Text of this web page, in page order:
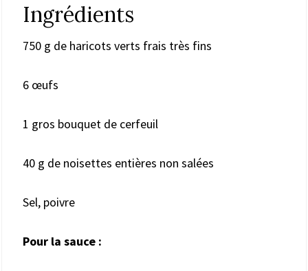
Ingrédients
750 g de haricots verts frais très fins
6 œufs
1 gros bouquet de cerfeuil
40 g de noisettes entières non salées
Sel, poivre
Pour la sauce :